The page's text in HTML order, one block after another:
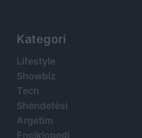
Kategori
Lifestyle
Showbiz
Tech
Shëndetësi
Argetim
Enciklopedi